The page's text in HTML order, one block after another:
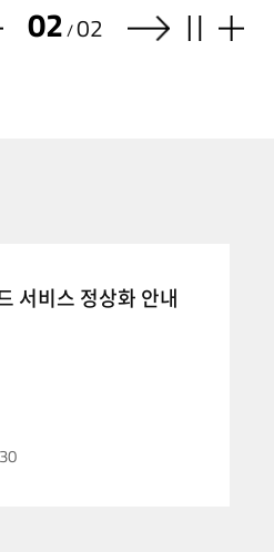
이전으로
2/02 다음으로
정지
더보기
서비스 정상화 안내